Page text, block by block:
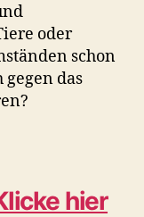
oder
schon
gegen das
hier